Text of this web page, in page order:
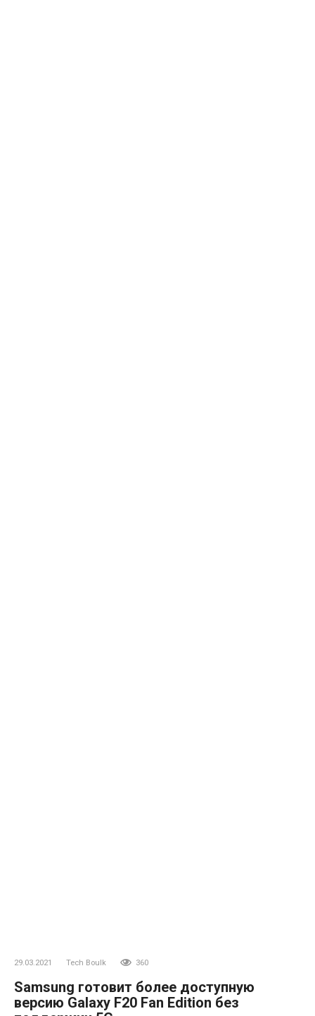
29.03.2021 Tech Boulk 360
Samsung готовит более доступную
версию Galaxy F20 Fan Edition без